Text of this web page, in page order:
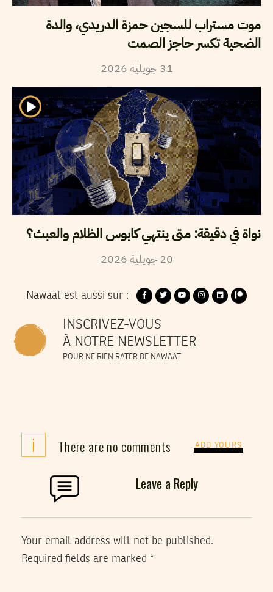
موت مستراب للسجين حمزة الدريدي، والدة
الضحية تكسر حاجز الصمت
31 جويلية2026
نواة في دقيقة: متى ينتهي كابوس الظلام والعبث؟
20 جويلية2026
Nawaat est aussi sur :
INSCRIVEZ-VOUS
À NOTRE NEWSLETTER
POUR NE RIEN RATER DE NAWAAT
i There are no comments ADD YOURS
Leave a Reply
Your email address will not be published.
Required fields are marked *